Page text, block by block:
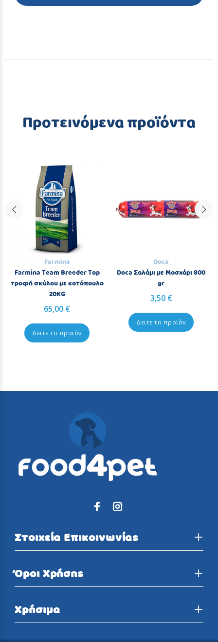
Προτεινόμενα προϊόντα
Farmina
Farmina Team Breeder Top
τροφή σκύλου με κοτόπουλο
20KG
65,00 €
Δειτε το προϊόν
Doca
Doca Σαλάμι με Μοσχάρι 800
gr
3,50 €
Δειτε το προϊόν
Στοιχεία Επικοινωνίας
Όροι Χρήσης
Χρήσιμα